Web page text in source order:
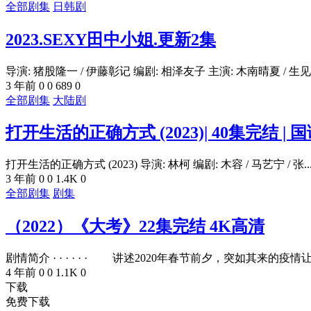
全部剧集 日韩剧
2023.SEXY田中小姐.更新2集
导演: 猪股隆一 / 伊藤彰记 编剧: 相泽友子 主演: 木南晴夏 / 生
3 年前 0 0 689 0
全部剧集 大陆剧
打开生活的正确方式 (2023)| 40集完结 |
打开生活的正确方式 (2023) 导演: 林柯 编剧: 木容 / 马艺宁 / 张...
3 年前 0 0 1.4K 0
全部剧集 剧集
（2022）《大考》22集完结 4K高清
剧情简介 · · · · · · 讲述2020年春节前夕，突如其来的疫情
4 年前 0 0 1.1K 0
下载
免费下载